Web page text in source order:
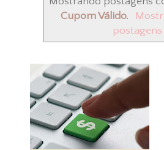
Cupom Válido.
postagens